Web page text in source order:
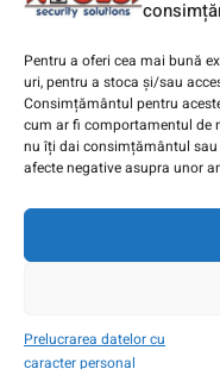
Pentru a oferi cea mai bună
uri, pentru a stoca și/sau
Consimțământul pentru
cum ar fi comportamentul de
nu îți dai consimțământul
afecte negative asupra unor
Prelucrarea datelor cu
caracter personal
Solicitare instalare
Copyright © 2025Digitaz.